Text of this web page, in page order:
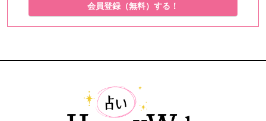
会員登録（無料）する！